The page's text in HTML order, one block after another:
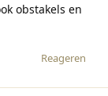
obstakels en
Reageren